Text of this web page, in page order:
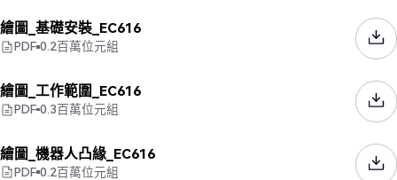
繪圖_基礎安裝_EC616
PDF 0.2百萬位元組
繪圖_工作範圍_EC616
PDF 0.3百萬位元組
繪圖_機器人凸緣_EC616
PDF 0.2百萬位元組